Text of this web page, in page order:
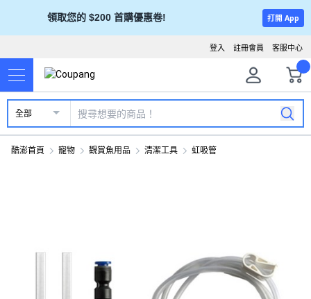
領取您的 $200 首購優惠卷! 打開 App
客服中心
註冊會員
登入
全部
酷澎首頁 寵物 觀賞魚用品 清潔工具 虹吸管